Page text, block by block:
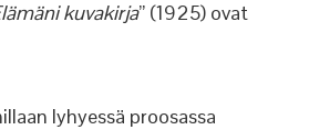
kuvakirja” (1925) ovat
lyhyessä proosassa